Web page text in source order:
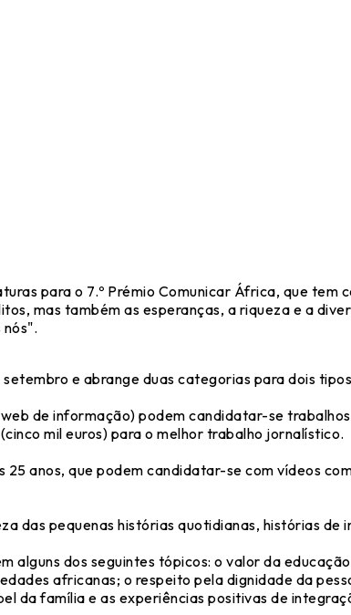
para o 7.º Prémio Comunicar África, que tem
mas também as esperanças, a riqueza e a
e abrange duas categorias para dois
de informação) podem candidatar-se
mil euros) para o melhor trabalho jornalístico.
anos, que podem candidatar-se com vídeos
das pequenas histórias quotidianas, histórias
alguns dos seguintes tópicos: o valor da
africanas; o respeito pela dignidade da
da família e as experiências positivas de